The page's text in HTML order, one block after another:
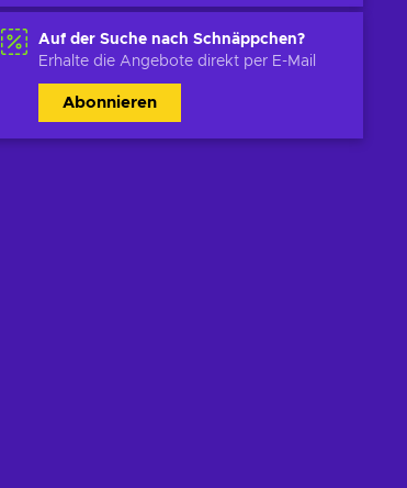
Auf der Suche nach Schnäppchen?
Erhalte die Angebote direkt per E-Mail
Abonnieren